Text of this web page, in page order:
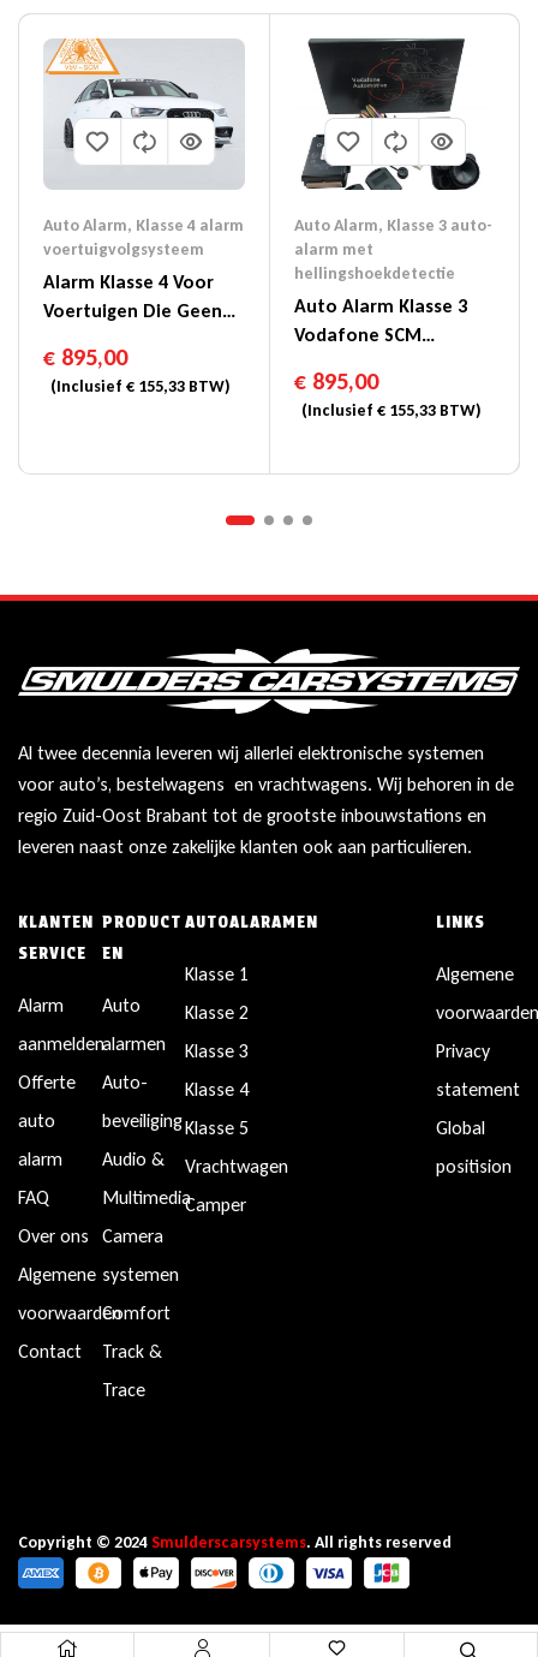
Auto Alarm, Klasse 4 alarm
voertuigvolgsysteem
Alarm Klasse 4 Voor
Voertuigen Die Geen
€ 895,00
(Inclusief € 155,33 BTW)
Auto Alarm, Klasse 3 auto-
alarm met
hellingshoekdetectie
Auto Alarm Klasse 3
Vodafone SCM
€895,00
(Inclusief €155,33BTW)
Al twee decennia leveren wij allerlei elektronische systemen
voor auto’s, bestelwagens en vrachtwagens. Wij behoren in de
regio Zuid-Oost Brabant tot de grootste inbouwstations en
leveren naast onze zakelijke klanten ook aan particulieren.
KLANTEN
SERVICE
Alarm
aanmelden
Offerte
auto
alarm
FAQ
Over ons
Algemene
voorwaarden
Contact
PRODUCT
EN
Auto
alarmen
Auto-
beveiliging
Audio &
Multimedia
Camera
systemen
Comfort
Track &
Trace
AUTOALARAMEN
Klasse 1
Klasse 2
Klasse 3
Klasse 4
Klasse 5
Vrachtwagen
Camper
LINKS
Algemene
Privacy
statement
Global
positision
Copyright © 2024Smulderscarsystems. All rights reserved